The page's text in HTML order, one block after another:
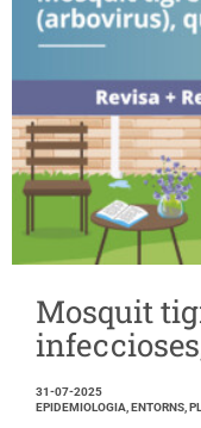
Mosquit
31-07-2025
EPIDEMIOLOGIA, ENTORNS,